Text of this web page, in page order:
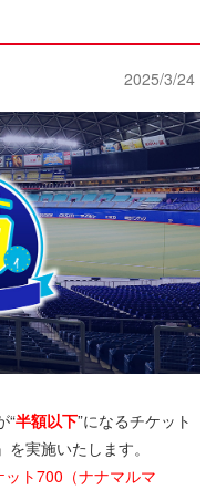
2025/3/24
“半額以下”になるチケット
を実施いたします。
ト700（ナナマルマ